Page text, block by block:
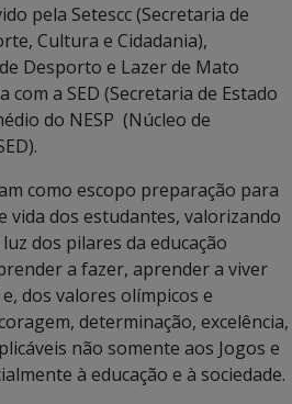
pela Setescc (Secretaria de
Cultura e Cidadania),
Desporto e Lazer de Mato
com a SED (Secretaria de Estado
do NESP (Núcleo de
como escopo preparação para
vida dos estudantes, valorizando
dos pilares da educação
a fazer, aprender a viver
dos valores olímpicos e
determinação, excelência,
não somente aos Jogos e
à educação e à sociedade.